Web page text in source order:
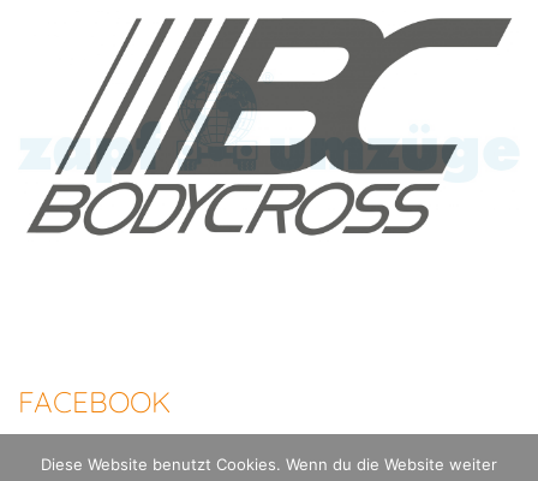
FACEBOOK
Diese Website benutzt Cookies. Wenn du die Website weiter